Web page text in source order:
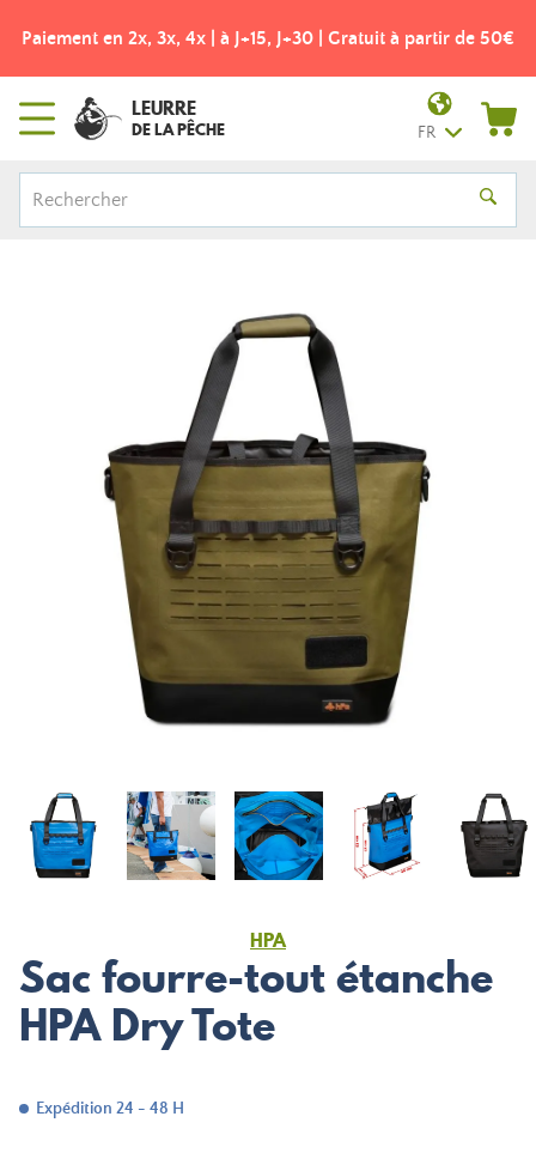
Paiement en 2x, 3x, 4x | à J+15, J+30 | Gratuit à partir de 50€
LEURRE
DE LA PÊCHE FR
HPA
Sac fourre-tout étanche
HPA Dry Tote
Expédition 24 - 48 H